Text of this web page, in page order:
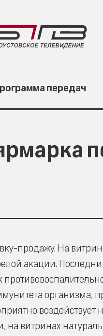
передач
продажу. На
акации.
организма,
воздействует
на витринах